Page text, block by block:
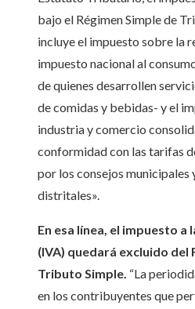
bajo el Régimen Simple de
incluye el impuesto sobre la
impuesto nacional al
de quienes desarrollen
de comidas y bebidas- y el
industria y comercio
conformidad con las tarifas
por los consejos municipales
distritales».
En esa línea, el impuesto a
(IVA) quedará excluido del
Tributo Simple. “La
en los contribuyentes que